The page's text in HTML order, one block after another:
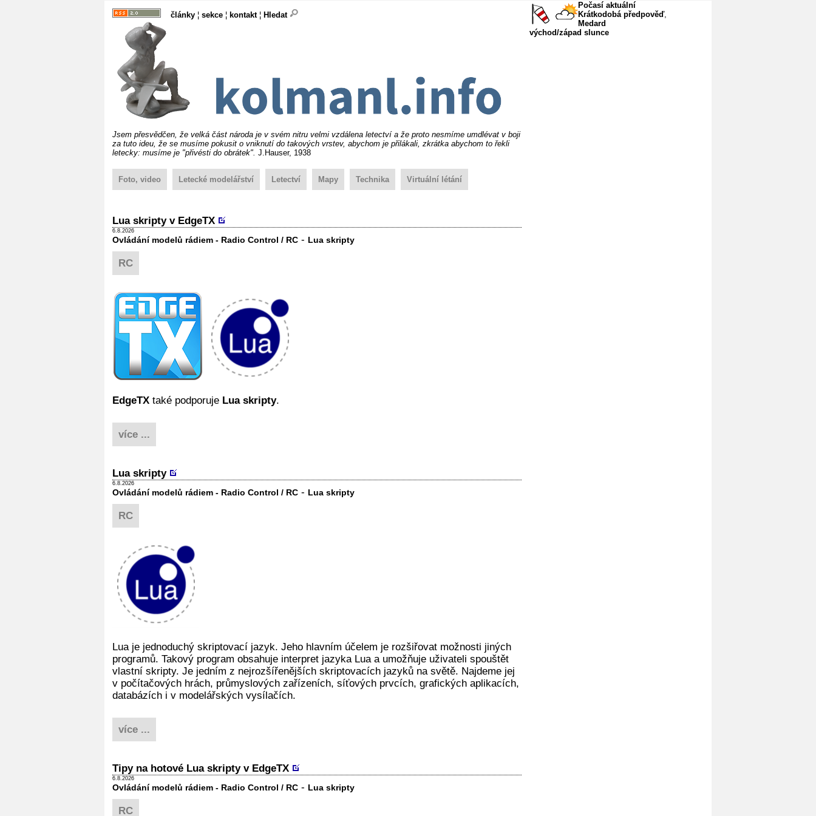
články ¦ sekce ¦ kontakt¦ Hledat
Jsem přesvědčen, že velká část národa je v svém nitru velmi vzdálena letectví a že proto nesmíme umdlévat v boji
za tuto ideu, že se musíme pokusit o vniknutí do takových vrstev, abychom je přilákali, zkrátka abychom to řekli
letecky: musíme je "přivésti do obrátek". J.Hauser, 1938
Foto, video Letecké modelářství Letectví Mapy Technika Virtuální létání
Lua skripty v EdgeTX
6.8.2026
Ovládání modelů rádiem - Radio Control / RC - Lua skripty
RC
EdgeTX také podporuje Lua skripty.
více ...
Lua skripty
6.8.2026
Ovládání modelů rádiem - Radio Control / RC - Lua skripty
RC
Lua je jednoduchý skriptovací jazyk. Jeho hlavním účelem je rozšiřovat možnosti jiných
programů. Takový program obsahuje interpret jazyka Lua a umožňuje uživateli spouštět
vlastní skripty. Je jedním z nejrozšířenějších skriptovacích jazyků na světě. Najdeme jej
v počítačových hrách, průmyslových zařízeních, síťových prvcích, grafických aplikacích,
databázích i v modelářských vysílačích.
více ...
Tipy na hotové Lua skripty v EdgeTX
6.8.2026
Ovládání modelů rádiem - Radio Control / RC - Lua skripty
RC
Počasí aktuální
Krátkodobá předpověď,
Medard
východ/západ slunce